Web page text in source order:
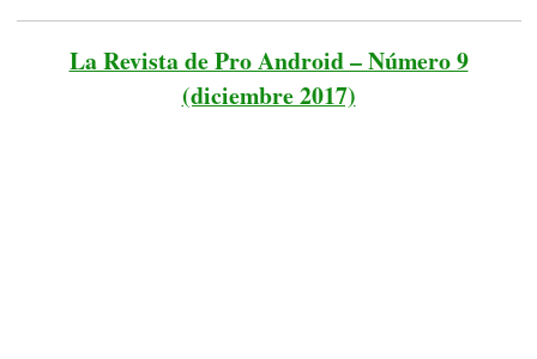
La Revista de Pro Android – Número 9
(diciembre 2017)